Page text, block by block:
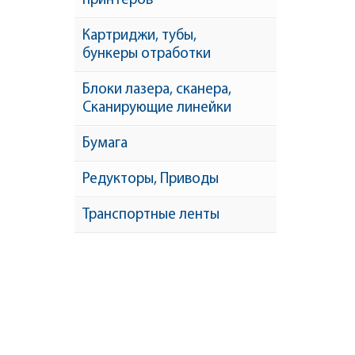
Картриджи, тубы,
бункеры отработки
Блоки лазера, сканера,
Сканирующие линейки
Бумага
Редукторы, Приводы
Транспортные ленты